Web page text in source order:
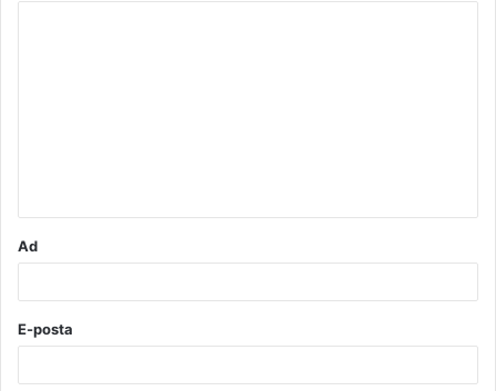
Ad
E-posta